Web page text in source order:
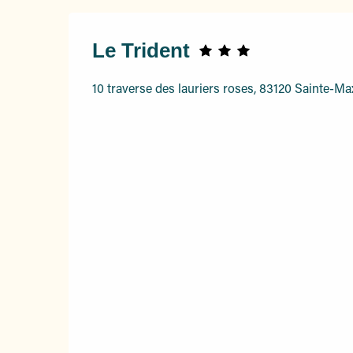
Le Trident
10 traverse des lauriers roses, 83120 Sainte-